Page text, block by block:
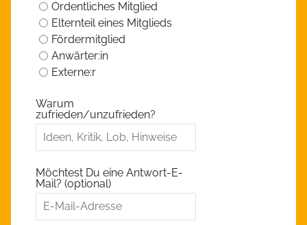
Ordentliches Mitglied
Elternteil eines Mitglieds
Fördermitglied
Anwärter:in
Externe:r
Warum
zufrieden/unzufrieden?
Möchtest Du eine Antwort-E-
Mail? (optional)